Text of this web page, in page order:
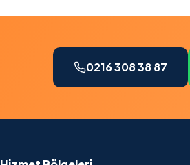
0216 308 38 87